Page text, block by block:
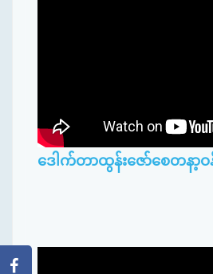
ဒေါက်တာထွန်းဇော်စေတနာ့ဝ